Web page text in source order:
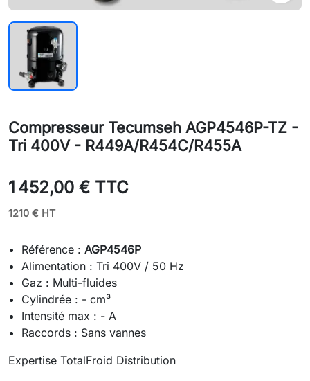
Compresseur Tecumseh AGP4546P-TZ -
Tri 400V - R449A/R454C/R455A
1 452,00 € TTC
1210 € HT
Référence :AGP4546P
Alimentation : Tri 400V / 50 Hz
Gaz : Multi-fluides
Cylindrée : - cm³
Intensité max : - A
Raccords : Sans vannes
Expertise TotalFroid Distribution